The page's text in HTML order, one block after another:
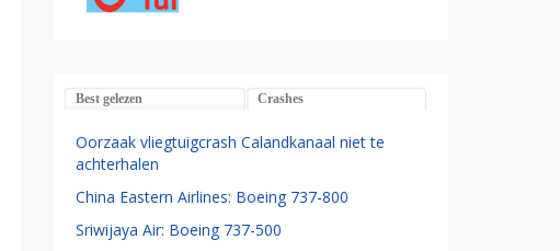
Best gelezen Crashes
Oorzaak vliegtuigcrash Calandkanaal niet te
achterhalen
China Eastern Airlines: Boeing 737-800
Sriwijaya Air: Boeing 737-500